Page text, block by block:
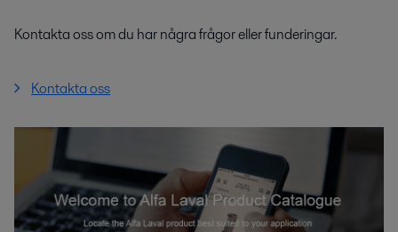
Kontakta oss om du har några frågor eller funderingar.
Kontakta oss